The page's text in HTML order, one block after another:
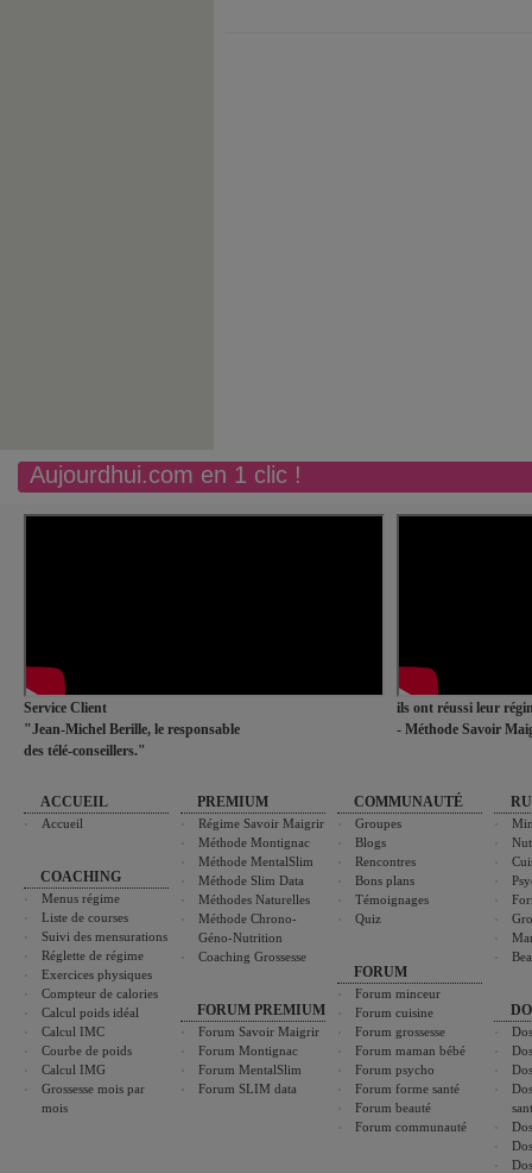
Aujourdhui.com en 1 clic !
Service Client
"Jean-Michel Berille, le responsable
des télé-conseillers."
ils ont réussi leur
- Méthode Savoir
ACCUEIL
Accueil
COACHING
Menus régime
Liste de courses
Suivi des mensurations
Réglette de régime
Exercices physiques
Compteur de calories
Calcul poids idéal
Calcul IMC
Courbe de poids
Calcul IMG
Grossesse mois par
mois
PREMIUM
Régime Savoir Maigrir
Méthode Montignac
Méthode MentalSlim
Méthode Slim Data
Méthodes Naturelles
Méthode Chrono-
Géno-Nutrition
Coaching Grossesse
FORUM PREMIUM
Forum Savoir Maigrir
Forum Montignac
Forum MentalSlim
Forum SLIM data
COMMUNAUTÉ
Groupes
Blogs
Rencontres
Bons plans
Témoignages
Quiz
FORUM
Forum minceur
Forum cuisine
Forum grossesse
Forum maman bébé
Forum psycho
Forum forme santé
Forum beauté
Forum communauté